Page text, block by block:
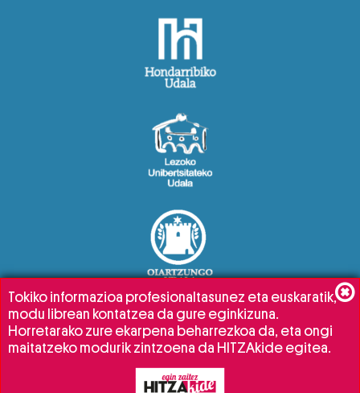
Tokiko informazioa profesionaltasunez eta euskaratik,
modu librean kontatzea da gure eginkizuna.
Horretarako zure ekarpena beharrezkoa da, eta ongi
maitatzeko modurik zintzoena da HITZAkide egitea.